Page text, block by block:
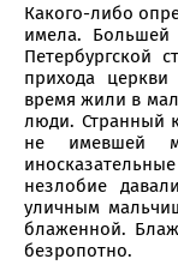
Какого-либо
имела.
Петербургской
прихода
время жили в
люди. Странный
не имевшей
незлобие
уличным
блаженной.
безропотно.